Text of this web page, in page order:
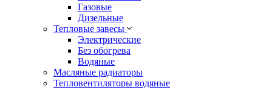
Газовые
Дизельные
Тепловые завесы
Электрические
Без обогрева
Водяные
Масляные радиаторы
Тепловентиляторы водяные